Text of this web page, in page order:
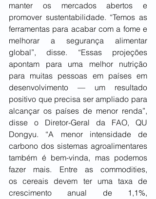
manter os mercados abertos e
promover sustentabilidade. “Temos as
ferramentas para acabar com a fome e
melhorar a segurança alimentar
global”, disse. “Essas projeções
apontam para uma melhor nutrição
para muitas pessoas em países em
desenvolvimento — um resultado
positivo que precisa ser ampliado para
alcançar os países de menor renda”,
disse o Diretor-Geral da FAO, QU
Dongyu. “A menor intensidade de
carbono dos sistemas agroalimentares
também é bem-vinda, mas podemos
fazer mais. Entre as commodities,
os cereais devem ter uma taxa de
crescimento anual de 1,1%,